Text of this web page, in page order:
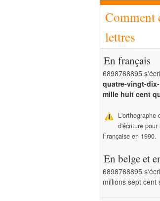
Comment
lettres
En français
6898768895
quatre-vingt-
mille huit cent
L'orthographe
d'écriture pour
Française en 1990.
En belge et
6898768895
millions sept cent